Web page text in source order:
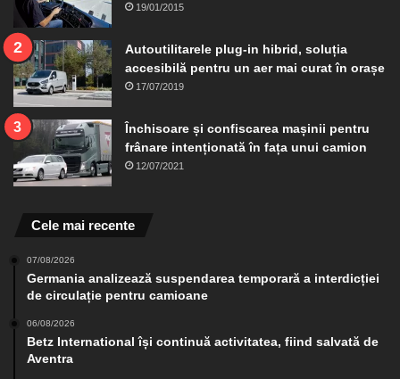
19/01/2015
Autoutilitarele plug-in hibrid, soluția
accesibilă pentru un aer mai curat în orașe
17/07/2019
Închisoare și confiscarea mașinii pentru
frânare intenționată în fața unui camion
12/07/2021
Cele mai recente
07/08/2026
Germania analizează suspendarea temporară a interdicției
de circulație pentru camioane
06/08/2026
Betz International își continuă activitatea, fiind salvată de
Aventra